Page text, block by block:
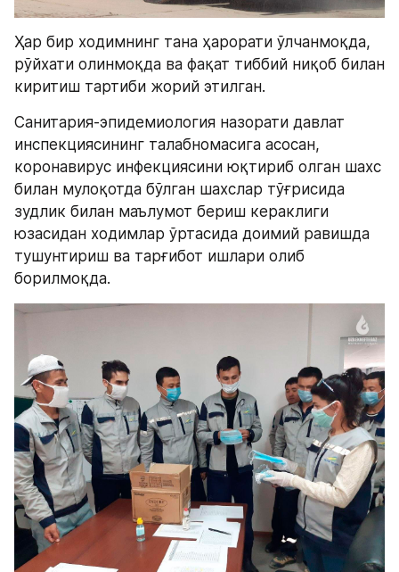
Ҳар бир ходимнинг тана ҳарорати ўлчанмоқда,
рўйхати олинмоқда ва фақат тиббий ниқоб билан
киритиш тартиби жорий этилган.
Санитария-эпидемиология назорати давлат
инспекциясининг талабномасига асосан,
коронавирус инфекциясини юқтириб олган шахс
билан мулоқотда бўлган шахслар тўғрисида
зудлик билан маълумот бериш кераклиги
юзасидан ходимлар ўртасида доимий равишда
тушунтириш ва тарғибот ишлари олиб
борилмоқда.